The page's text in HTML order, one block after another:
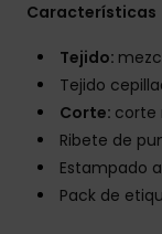
Características
Tejido:
Tejido
Corte: corte
Ribete de
Estampado
Pack de